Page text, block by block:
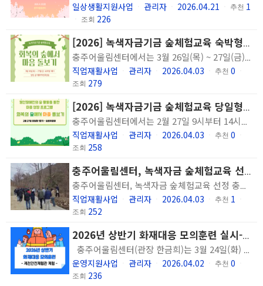
일상생활지원사업 관리자 2026.04.21 추천 1
조회 226
[2026] 녹색자금기금 숲체험교육 숙박형 1회기 진행
충주어울림센터에서는 3월 26일(목) ~ 27일(금) 동안 이용인의 신체적, 정신적, 사회적 회복을 지원하는 녹색자금 지원사업 숲체험교육인 정신장애인의 숲 활동을 통한 마음 성장 프로그램 '회복의 숲에서 마음 돌보기' 숙박형 1회기를 진행하였습니다.
직업재활사업 관리자 2026.04.03 추천 0
조회 279
[2026] 녹색자금기금 숲체험교육 당일형 1회기 진행
충주어울림센터에서는 2월 27일 9시부터 14시까지 이용인의 신체적, 정신적, 사회적 회복을 지원하는 녹색자금 지원사업 숲체험교육인 정신장애인의 숲 활동을 통한 마음 성장 프로그램 '회복의 숲에서 마음 돌보기' 당일형 1회기를 진행하였습니다.
직업재활사업 관리자 2026.04.03 추천 0
조회 258
충주어울림센터, 녹색자금 숲체험교육 선정(충북일보)
충주어울림센터, 녹색자금 숲체험교육 선정 충주어울림센터 이용인들이 산림치유 프로그램에 참여하고 있다. ⓒ 충주어울림센터 ［충북일보］ 충주어울림센터가 2026년도 녹색자금 공모사업 '취약계층 숲체험교육 지원 사업'에 선정돼 정신질환 취약계층을 위한 산림치유 프로그램을 본격 운영한다. 충주어울림센터는 사회복지법인 숭덕원 산하 정신재활시설로, 이번 사업 선정에 따라 10월까지 '회복의 숲에서 마음 돌보기' 프로그램을 진행한다고 2일 밝혔다. 이번 사업은 한국산림복지진흥원이 주관하는 2026년 녹색자금기금 숲체험교육 사업의 일환으로, 정신질환으로 어려움을 겪고 있는 취약계층을 대상으로 연 11회 운영된다. 산림치유 활동을 통해 신체적·정신적·사회적 회복을 돕고, 사회참여 기회를 확대하는 것이 목적이다. 센터는 사업 홍보 및 참여자 모집을 시작으로 당일형 숲체험교육 8회, 숙박형(1박 2일) 숲체험교육 3회를 진행할 계획이다. 주요 프로그램으로는 숲 해설, 숲 트래킹, 산림 레포츠, 목재 체험, 자연물 체험 등 다양한 체험 활동이 마련된다. 한금희 관장은 "녹색자금 공모사업 선정으로 정신질환으로 어려움을 겪는 분들에게 산림치유 활동을 통한 회복의 기회를 제공할 수 있게 돼 뜻깊다"며 "숲체험교육을 통해 참여자들이 한 단계 성장해 지역사회에서 더욱 건강하고 행복하게 생활하길 바란다"고 말했다. 이번 사업은 산림청과 한국산림복지진흥원, 복권위원회의 지원을 받아 복권기금으로 운영된다. 충주 / 윤호노기자
직업재활사업 관리자 2026.04.03 추천 1
조회 252
2026년 상반기 화재대응 모의훈련 실시-제천안전체험관 체험
충주어울림센터(관장 한금희)는 3월 24일(화) 이용인 및 직원 대상으로 2026년 상반기 화재대응 모의훈련을 실시했습니다. 안전사고 발생 시 대응능력을 향상하기 위한 중점 훈련을 목적으로 제천안전체험관 생활안전체험코스 참여를 통해 전문 강사의 지도에 따른 교육과 실습을 병행하는 과정으로 <지진 발생 시 대응 방법 - 완강기 체험 - 소화기 사용 방법 및 실습 - 건물 내 화재발생 시 대피 교육 및 실습> 총 4가지 과정으로 진행되었습니다. 안전한 건물 생활에 필요한 부분을 훈련해 봄으로써 긴급상황 발생 시 위기대처 능력을 향상시키고 이용인과 직원의 안전의식을 높이는 시간이었습니다.
운영지원사업 관리자 2026.04.02 추천 0
조회 236